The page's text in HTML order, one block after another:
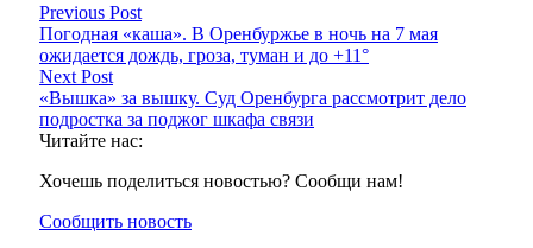
Previous Post
Погодная «каша». В Оренбуржье в ночь на 7 мая
ожидается дождь, гроза, туман и до +11°
Next Post
«Вышка» за вышку. Суд Оренбурга рассмотрит дело
подростка за поджог шкафа связи
Читайте нас:
Хочешь поделиться новостью? Сообщи нам!
Сообщить новость